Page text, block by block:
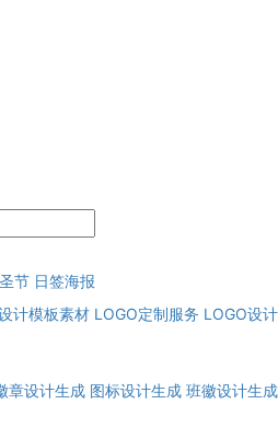
节 日签海报
计模板素材 LOGO定制服务 LOGO设计
章设计生成 图标设计生成 班徽设计生成